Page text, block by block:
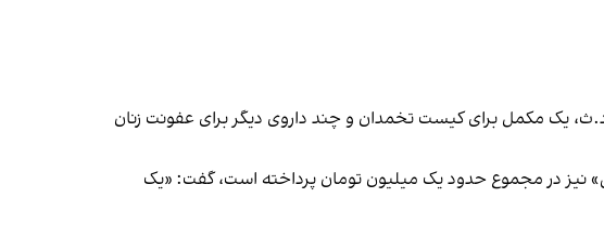
یک مکمل برای کیست تخمدان و چند داروی دیگر برای عفونت زنان
نیز در مجموع حدود یک میلیون تومان پرداخته است، گفت: «یک